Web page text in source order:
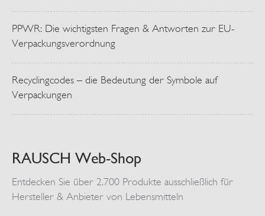
PPWR: Die wichtigsten Fragen & Antworten zur EU-
Verpackungsverordnung
Recyclingcodes – die Bedeutung der Symbole auf
Verpackungen
RAUSCH Web-Shop
Entdecken Sie über 2.700 Produkte ausschließlich für
Hersteller & Anbieter von Lebensmitteln